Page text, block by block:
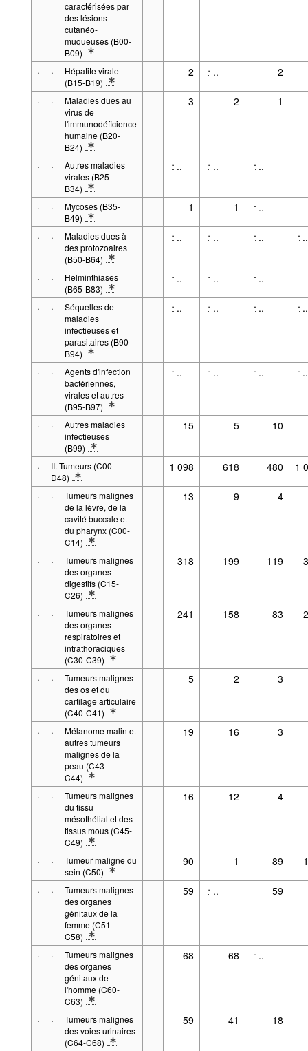
caractérisées par
des lésions
cutanéo-
muqueuses (B00-
B09)
* Note spécification 1: Entre parenthèses: Code de
· ·
Hépatite virale
(B15-B19)
* Note spécification 1: Entre parenthèses: Code de
2 - .. 2
· ·
Maladies dues au
virus de
l'immunodéficience
humaine (B20-
B24)
* Note spécification 1: Entre parenthèses: Code de
3 2 1
· ·
Autres maladies
virales (B25-
B34)
* Note spécification 1: Entre parenthèses: Code de
- .. - .. - ..
· ·
Mycoses (B35-
B49)
* Note spécification 1: Entre parenthèses: Code de
1 1 - ..
· ·
Maladies dues à
des protozoaires
(B50-B64)
* Note spécification 1: Entre parenthèses: Code de
- .. - .. - .. - ..
· ·
Helminthiases
(B65-B83)
* Note spécification 1: Entre parenthèses: Code de
- .. - .. - ..
· ·
Séquelles de
maladies
infectieuses et
parasitaires (B90-
B94)
* Note spécification 1: Entre parenthèses: Code de
- .. - .. - .. - ..
· ·
Agents d'infection
bactériennes,
virales et autres
(B95-B97)
* Note spécification 1: Entre parenthèses: Code de
- .. - .. - .. - ..
· ·
Autres maladies
infectieuses
(B99)
* Note spécification 1: Entre parenthèses: Code de
15 5 10
·
II. Tumeurs (C00-
D48)
* Note spécification 1: Entre parenthèses: Code de l'Organisation
1 098 618 480 1
· ·
Tumeurs malignes
de la lèvre, de la
cavité buccale et
du pharynx (C00-
C14)
* Note spécification 1: Entre parenthèses: Code de
13 9 4
· ·
Tumeurs malignes
des organes
digestifs (C15-
C26)
* Note spécification 1: Entre parenthèses: Code de
318 199 119
· ·
Tumeurs malignes
des organes
respiratoires et
intrathoraciques
(C30-C39)
* Note spécification 1: Entre parenthèses: Code de
241 158 83
· ·
Tumeurs malignes
des os et du
cartilage articulaire
(C40-C41)
* Note spécification 1: Entre parenthèses: Code de
5 2 3
· ·
Mélanome malin et
autres tumeurs
malignes de la
peau (C43-
C44)
* Note spécification 1: Entre parenthèses: Code de
19 16 3
· ·
Tumeurs malignes
du tissu
mésothélial et des
tissus mous (C45-
C49)
* Note spécification 1: Entre parenthèses: Code de
16 12 4
· ·
Tumeur maligne du
sein (C50)
* Note spécification 1: Entre parenthèses: Code de
90 1 89
· ·
Tumeurs malignes
des organes
génitaux de la
femme (C51-
C58)
* Note spécification 1: Entre parenthèses: Code de
59 - .. 59
· ·
Tumeurs malignes
des organes
génitaux de
l'homme (C60-
C63)
* Note spécification 1: Entre parenthèses: Code de
68 68 - ..
· ·
Tumeurs malignes
des voies urinaires
(C64-C68)
59 41 18